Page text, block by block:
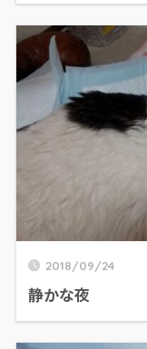
2018/09/24
静かな夜